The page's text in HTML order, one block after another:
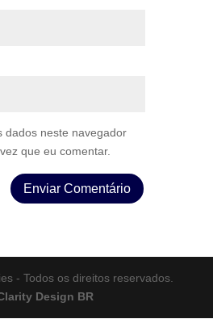
dados neste navegador
que eu comentar.
- Todos os direitos reservados.
Design BR